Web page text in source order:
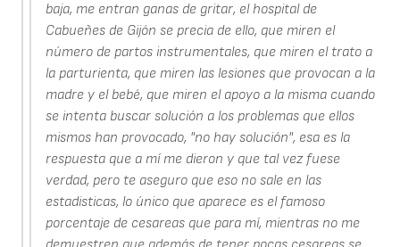
baja, me entran ganas de gritar, el hospital de
Cabueñes de Gijón se precia de ello, que miren el
número de partos instrumentales, que miren el trato a
la parturienta, que miren las lesiones que provocan a la
madre y el bebé, que miren el apoyo a la misma cuando
se intenta buscar solución a los problemas que ellos
mismos han provocado, "no hay solución", esa es la
respuesta que a mí me dieron y que tal vez fuese
verdad, pero te aseguro que eso no sale en las
estadisticas, lo único que aparece es el famoso
porcentaje de cesareas que para mí, mientras no me